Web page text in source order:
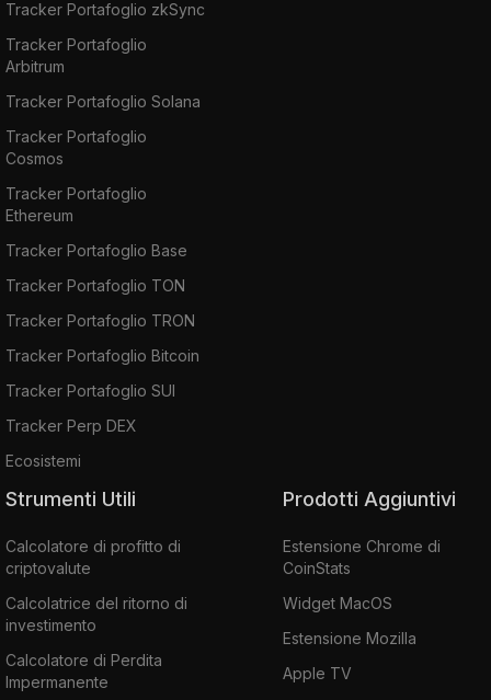
Tracker Portafoglio zkSync
Tracker Portafoglio
Arbitrum
Tracker Portafoglio Solana
Tracker Portafoglio
Cosmos
Tracker Portafoglio
Ethereum
Tracker Portafoglio Base
Tracker Portafoglio TON
Tracker Portafoglio TRON
Tracker Portafoglio Bitcoin
Tracker Portafoglio SUI
Tracker Perp DEX
Ecosistemi
Strumenti Utili
Calcolatore di profitto di
criptovalute
Calcolatrice del ritorno di
investimento
Calcolatore di Perdita
Impermanente
Prodotti Aggiuntivi
Estensione Chrome di
CoinStats
Widget MacOS
Estensione Mozilla
Apple TV